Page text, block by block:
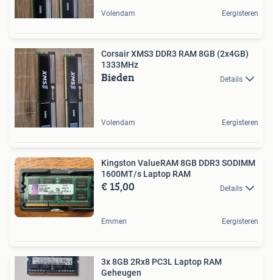
Volendam Eergisteren
Corsair XMS3 DDR3 RAM 8GB (2x4GB)
1333MHz
Bieden Details
Volendam Eergisteren
Kingston ValueRAM 8GB DDR3 SODIMM
1600MT/s Laptop RAM
€ 15,00 Details
Emmen Eergisteren
3x 8GB 2Rx8 PC3L Laptop RAM
Geheugen